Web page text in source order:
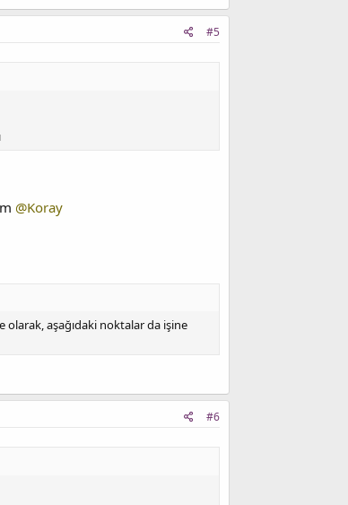
#5
@Koray
aşağıdaki noktalar da işine
#6